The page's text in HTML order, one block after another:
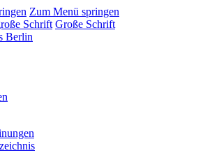
Zum Menü springen
Schrift Große Schrift